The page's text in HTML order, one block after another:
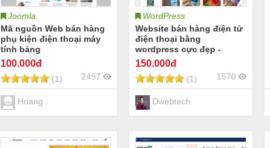
Joomla
Mã nguồn Web bán hàng
phụ kiện điện thoại máy
tính bảng
100.000đ
(1) 2497
Hoang
WordPress
Website bán hàng điện tử
điện thoại bằng
wordpress cực đẹp -
chuẩn seo
150.000đ
(1) 1570
Dwebtech